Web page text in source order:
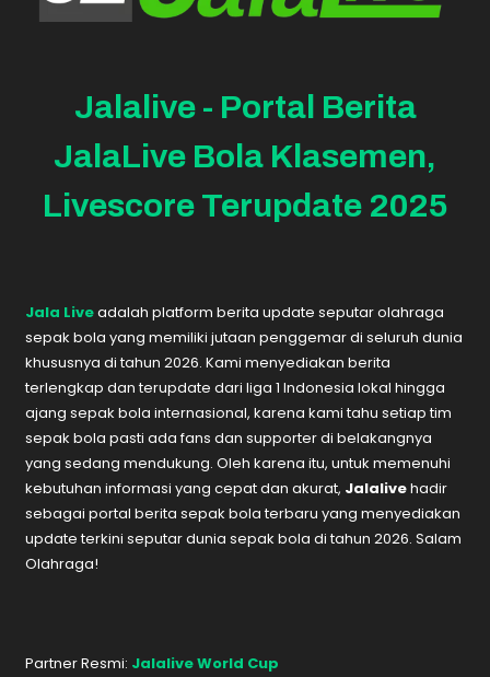
Jalalive - Portal Berita
JalaLive Bola Klasemen,
Livescore Terupdate 2025
Jala Liveadalah platform berita update seputar olahraga
sepak bola yang memiliki jutaan penggemar di seluruh dunia
khususnya di tahun 2026. Kami menyediakan berita
terlengkap dan terupdate dari liga 1 Indonesia lokal hingga
ajang sepak bola internasional, karena kami tahu setiap tim
sepak bola pasti ada fans dan supporter di belakangnya
yang sedang mendukung. Oleh karena itu, untuk memenuhi
kebutuhan informasi yang cepat dan akurat, Jalalivehadir
sebagai portal berita sepak bola terbaru yang menyediakan
update terkini seputar dunia sepak bola di tahun 2026. Salam
Olahraga!
Partner Resmi: Jalalive World Cup